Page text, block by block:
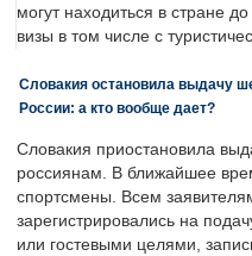
могут находиться в стране
визы в том числе с
Словакия остановила выдачу
России: а кто вообще дает?
Словакия приостановила
россиянам. В ближайшее
спортсмены. Всем
зарегистрировались на
или гостевыми целями,